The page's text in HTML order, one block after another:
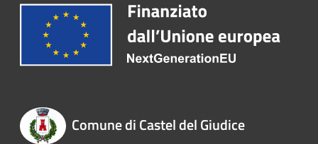
Comune di Castel del Giudice